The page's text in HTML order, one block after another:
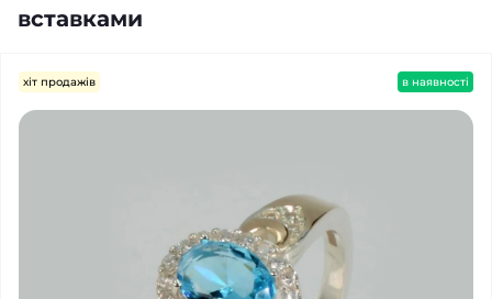
вставками
хіт продажів в наявності